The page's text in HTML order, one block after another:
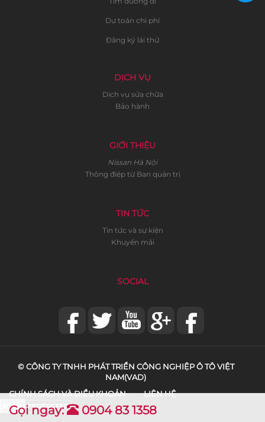
Dự toán chi phí
Đăng ký lái thử
DỊCH VỤ
Dịch vụ sửa chữa
Bảo hành
GIỚI THIỆU
Nissan Hà Nội
Thông điệp từ Ban quản trị
TIN TỨC
Tin tức và sự kiện
Khuyến mãi
SOCIAL
© CÔNG TY TNHH PHÁT TRIỂN CÔNG NGHIỆP Ô TÔ VIỆT
NAM(VAD)
CHÍNH SÁCH VÀ ĐIỀU KHOẢN
LIÊN HỆ
Gọi ngay: 0904 83 1358